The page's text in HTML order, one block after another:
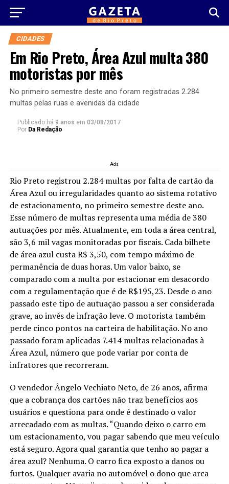
CIDADES
Em Rio Preto, Área Azul multa 380
motoristas por mês
No primeiro semestre deste ano foram registradas 2.284
multas pelas ruas e avenidas da cidade
Publicado há 9 anos em 03/08/2017
Por Da Redação
Ads
Rio Preto registrou 2.284 multas por falta de cartão da
Área Azul ou irregularidades quanto ao sistema rotativo
de estacionamento, no primeiro semestre deste ano.
Esse número de multas representa uma média de 380
autuações por mês. Atualmente, em toda a área central,
são 3,6 mil vagas monitoradas por fiscais. Cada bilhete
de área azul custa R$ 3,50, com tempo máximo de
permanência de duas horas. Um valor baixo, se
comparado com a multa por estacionar em desacordo
com a regulamentação que é de R$195,23. Desde o ano
passado este tipo de autuação passou a ser considerada
grave, ao invés de infração leve. O motorista também
perde cinco pontos na carteira de habilitação. No ano
passado foram aplicadas 7.414 multas relacionadas à
Área Azul, número que pode variar por conta de
infratores que recorreram.
O vendedor Ângelo Vechiato Neto, de 26 anos, afirma
que a cobrança dos cartões não traz benefícios aos
usuários e questiona para onde é destinado o valor
arrecadado com as multas. “Quando deixo o carro em
um estacionamento, vou pagar sabendo que meu veículo
está seguro. Agora qual garantia que tenho ao pagar a
área azul? Nenhuma. O carro fica exposto a danos ou
furtos. Qualquer avaria no automóvel o dono que arca